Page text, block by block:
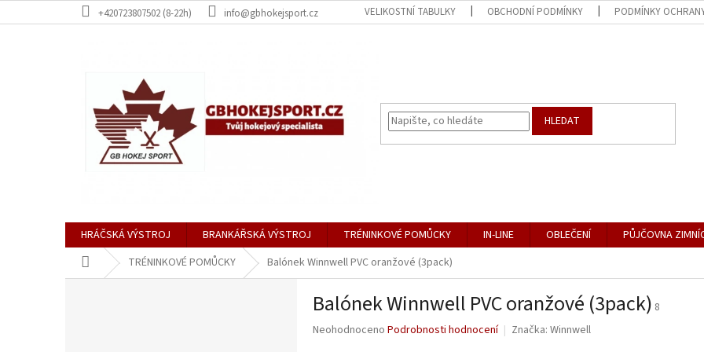
na
+420723807502 (8-22h) info@gbhokejsport.cz VELIKOSTNÍ TABULKY OBCHODNÍ PODMÍNKY PODMÍNKY
HLEDAT
HRÁČSKÁ VÝSTROJ BRANKÁŘSKÁ VÝSTROJ TRÉNINKOVÉ POMŮCKY IN-LINE OBLEČENÍ PŮJČOVNA
Domů TRÉNINKOVÉ POMŮCKY Balónek Winnwell PVC oranžové (3pack)
Balónek Winnwell PVC oranžové (3pack) 8
Průměrné
Neohodnoceno Podrobnosti hodnocení Značka: Winnwell